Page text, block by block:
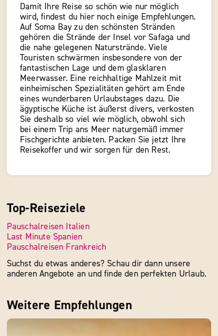
Damit Ihre Reise so schön wie nur möglich
wird, findest du hier noch einige Empfehlungen.
Auf Soma Bay zu den schönsten Stränden
gehören die Strände der Insel vor Safaga und
die nahe gelegenen Naturstrände. Viele
Touristen schwärmen insbesondere von der
fantastischen Lage und dem glasklaren
Meerwasser. Eine reichhaltige Mahlzeit mit
einheimischen Spezialitäten gehört am Ende
eines wunderbaren Urlaubstages dazu. Die
ägyptische Küche ist äußerst divers, verkosten
Sie deshalb so viel wie möglich, obwohl sich
bei einem Trip ans Meer naturgemäß immer
Fischgerichte anbieten. Packen Sie jetzt Ihre
Reisekoffer und wir sorgen für den Rest.
Top-Reiseziele
Pauschalreisen Italien
Last Minute Spanien
Pauschalreisen Frankreich
Suchst du etwas anderes? Schau dir dann unsere
anderen Angebote an und finde den perfekten Urlaub.
Weitere Empfehlungen